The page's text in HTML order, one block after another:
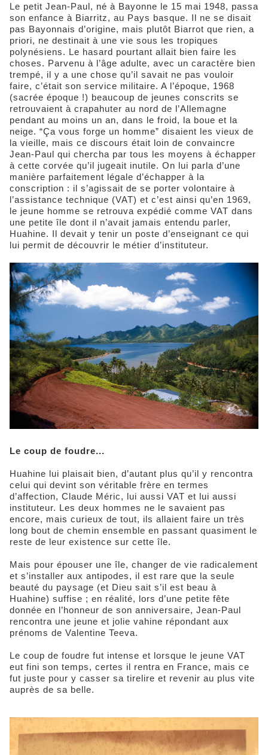
Le petit Jean-Paul, né à Bayonne le 15 mai 1948, passa
son enfance à Biarritz, au Pays basque. Il ne se disait
pas Bayonnais d’origine, mais plutôt Biarrot que rien, a
priori, ne destinait à une vie sous les tropiques
polynésiens. Le hasard pourtant allait bien faire les
choses. Parvenu à l’âge adulte, avec un caractère bien
trempé, il y a une chose qu’il savait ne pas vouloir
faire, c’était son service militaire. A l’époque, 1968
(sacrée époque !) beaucoup de jeunes conscrits se
retrouvaient à crapahuter au nord de l’Allemagne
pendant au moins un an, dans le froid, la boue et la
neige. “Ça vous forge un homme” disaient les vieux de
la vieille, mais ce discours était loin de convaincre
Jean-Paul qui chercha par tous les moyens à échapper
à cette corvée qu’il jugeait inutile. On lui parla d’une
manière parfaitement légale d’échapper à la
conscription : il s’agissait de se porter volontaire à
l’assistance technique (VAT) et c’est ainsi qu’en 1969,
le jeune homme se retrouva expédié comme VAT dans
une petite île dont il n’avait jamais entendu parler,
Huahine. Il devait y tenir un poste d’enseignant ce qui
lui permit de découvrir le métier d’instituteur.
Le coup de foudre...
Huahine lui plaisait bien, d’autant plus qu’il y rencontra
celui qui devint son véritable frère en termes
d’affection, Claude Méric, lui aussi VAT et lui aussi
instituteur. Les deux hommes ne le savaient pas
encore, mais curieux de tout, ils allaient faire un très
long bout de chemin ensemble en passant quasiment le
reste de leur existence sur cette île.
Mais pour épouser une île, changer de vie radicalement
et s’installer aux antipodes, il est rare que la seule
beauté du paysage (et Dieu sait s’il est beau à
Huahine) suffise ; en réalité, lors d’une petite fête
donnée en l’honneur de son anniversaire, Jean-Paul
rencontra une jeune et jolie vahine répondant aux
prénoms de Valentine Teeva.
Le coup de foudre fut intense et lorsque le jeune VAT
eut fini son temps, certes il rentra en France, mais ce
fut juste pour y casser sa tirelire et revenir au plus vite
auprès de sa belle.